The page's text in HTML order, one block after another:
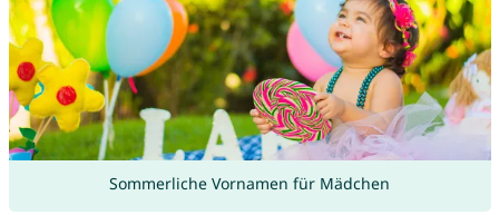
Sommerliche Vornamen für Mädchen